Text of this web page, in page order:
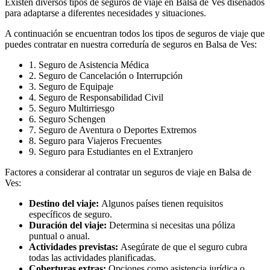
para adaptarse a diferentes necesidades y situaciones.
A continuación se encuentran todos los tipos de seguros de viaje que
puedes contratar en nuestra correduría de seguros en Balsa de Ves:
1. Seguro de Asistencia Médica
2. Seguro de Cancelación o Interrupción
3. Seguro de Equipaje
4. Seguro de Responsabilidad Civil
5. Seguro Multirriesgo
6. Seguro Schengen
7. Seguro de Aventura o Deportes Extremos
8. Seguro para Viajeros Frecuentes
9. Seguro para Estudiantes en el Extranjero
Factores a considerar al contratar un seguros de viaje en Balsa de
Ves:
Destino del viaje: Algunos países tienen requisitos
específicos de seguro.
Duración del viaje: Determina si necesitas una póliza
puntual o anual.
Actividades previstas: Asegúrate de que el seguro cubra
todas las actividades planificadas.